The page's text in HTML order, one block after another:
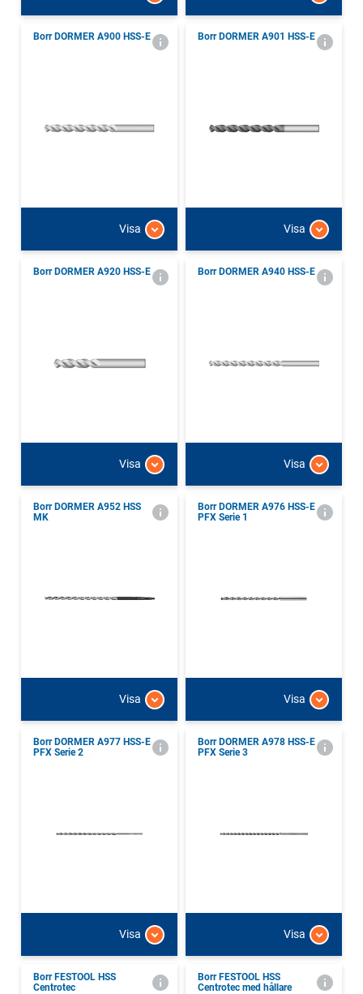
Borr DORMER A900 HSS-E
Visa
Borr DORMER A901 HSS-E
Visa
Borr DORMER A920 HSS-E
Visa
Borr DORMER A940 HSS-E
Visa
Borr DORMER A952 HSS
MK
Visa
Borr DORMER A976 HSS-E
PFX Serie 1
Visa
Borr DORMER A977 HSS-E
PFX Serie 2
Visa
Borr DORMER A978 HSS-E
PFX Serie 3
Visa
Borr FESTOOL HSS
Centrotec
Borr FESTOOL HSS
Centrotec med hållare